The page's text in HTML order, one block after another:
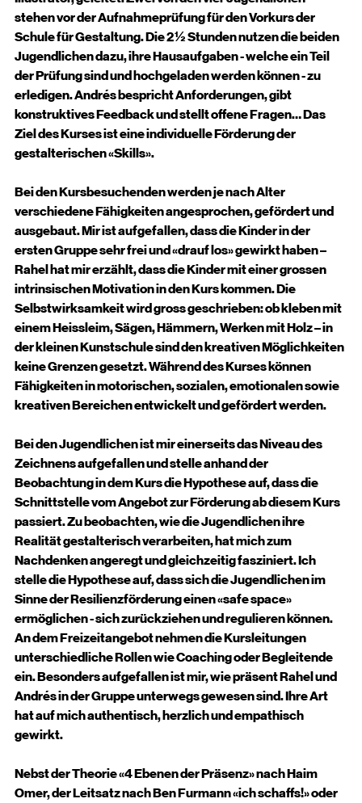
stehen vor der Aufnahmeprüfung für den Vorkurs der
Schule für Gestaltung. Die 2 ½ Stunden nutzen die beiden
Jugendlichen dazu, ihre Hausaufgaben - welche ein Teil
der Prüfung sind und hochgeladen werden können - zu
erledigen. Andrés bespricht Anforderungen, gibt
konstruktives Feedback und stellt offene Fragen… Das
Ziel des Kurses ist eine individuelle Förderung der
gestalterischen «Skills».
Bei den Kursbesuchenden werden je nach Alter
verschiedene Fähigkeiten angesprochen, gefördert und
ausgebaut. Mir ist aufgefallen, dass die Kinder in der
ersten Gruppe sehr frei und «drauf los» gewirkt haben –
Rahel hat mir erzählt, dass die Kinder mit einer grossen
intrinsischen Motivation in den Kurs kommen. Die
Selbstwirksamkeit wird gross geschrieben: ob kleben mit
einem Heissleim, Sägen, Hämmern, Werken mit Holz – in
der kleinen Kunstschule sind den kreativen Möglichkeiten
keine Grenzen gesetzt. Während des Kurses können
Fähigkeiten in motorischen, sozialen, emotionalen sowie
kreativen Bereichen entwickelt und gefördert werden.
Bei den Jugendlichen ist mir einerseits das Niveau des
Zeichnens aufgefallen und stelle anhand der
Beobachtung in dem Kurs die Hypothese auf, dass die
Schnittstelle vom Angebot zur Förderung ab diesem Kurs
passiert. Zu beobachten, wie die Jugendlichen ihre
Realität gestalterisch verarbeiten, hat mich zum
Nachdenken angeregt und gleichzeitig fasziniert. Ich
stelle die Hypothese auf, dass sich die Jugendlichen im
Sinne der Resilienzförderung einen «safe space»
ermöglichen - sich zurückziehen und regulieren können.
An dem Freizeitangebot nehmen die Kursleitungen
unterschiedliche Rollen wie Coaching oder Begleitende
ein. Besonders aufgefallen ist mir, wie präsent Rahel und
Andrés in der Gruppe unterwegs gewesen sind. Ihre Art
hat auf mich authentisch, herzlich und empathisch
gewirkt.
Nebst der Theorie «4 Ebenen der Präsenz» nach Haim
Omer, der Leitsatz nach Ben Furmann «ich schaffs!» oder